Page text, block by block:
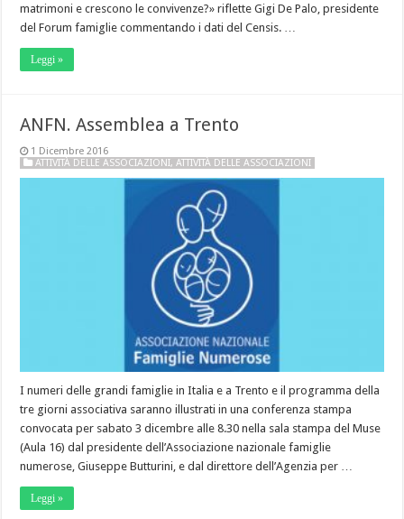
matrimoni e crescono le convivenze?» riflette Gigi De Palo, presidente
del Forum famiglie commentando i dati del Censis. …
Leggi »
ANFN. Assemblea a Trento
1 Dicembre 2016
ATTIVITÀ DELLE ASSOCIAZIONI,ATTIVITÀ DELLE ASSOCIAZIONI
I numeri delle grandi famiglie in Italia e a Trento e il programma della
tre giorni associativa saranno illustrati in una conferenza stampa
convocata per sabato 3 dicembre alle 8.30 nella sala stampa del Muse
(Aula 16) dal presidente dell’Associazione nazionale famiglie
numerose, Giuseppe Butturini, e dal direttore dell’Agenzia per …
Leggi »